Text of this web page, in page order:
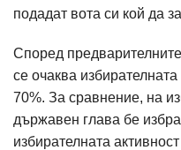
подадат вота си кой да
Според
се очаква
70%. За сравнение, на
държавен глава бе
избирателната